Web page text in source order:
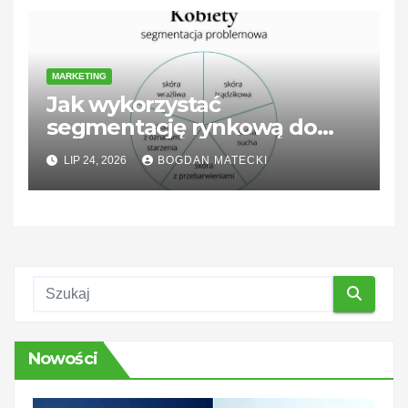
MARKETING
Jak wykorzystać
segmentację rynkową do
lepszego docierania do
klientów
LIP 24, 2026 BOGDAN MATECKI
Nowości